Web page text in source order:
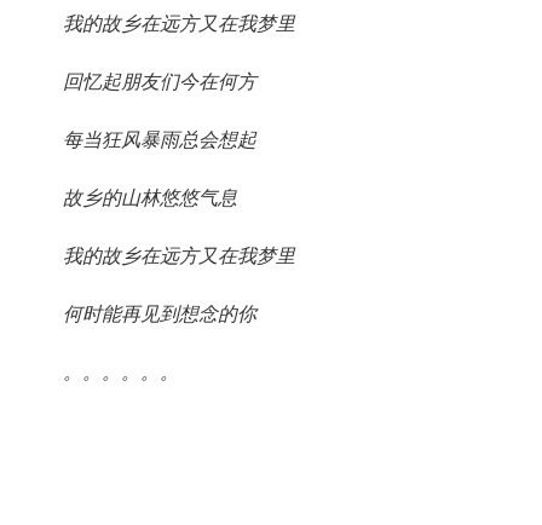
我的故乡在远方又在我梦里
回忆起朋友们今在何方
每当狂风暴雨总会想起
故乡的山林悠悠气息
我的故乡在远方又在我梦里
何时能再见到想念的你
。。。。。。